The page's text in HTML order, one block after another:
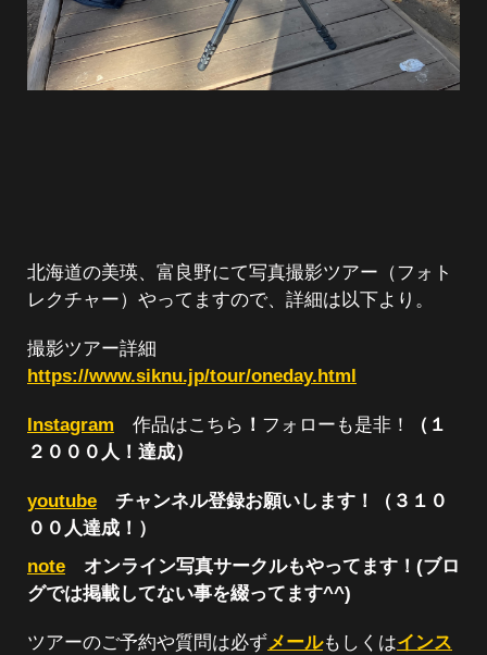
北海道の美瑛、富良野にて写真撮影ツアー（フォト
レクチャー）やってますので、詳細は以下より。
撮影ツアー詳細
https://www.siknu.jp/tour/oneday.html
Instagram 作品はこちら ！ フォローも是非！
（１
２０００人！達成）
youtube チャンネル登録お願いします！（３１０
００人達成！）
note オンライン写真サークルもやってます！(ブロ
グでは掲載してない事を綴ってます^^)
ツアーのご予約や質問は必ずメールもしくはインス